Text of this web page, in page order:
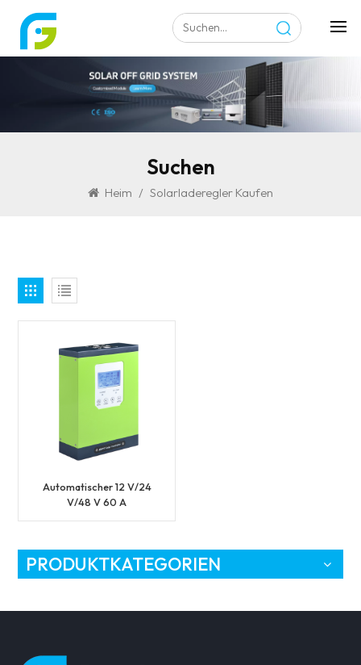
Suchen
Heim / Solarladeregler Kaufen
Automatischer 12 V/24
V/48 V 60 A
PRODUKTKATEGORIEN